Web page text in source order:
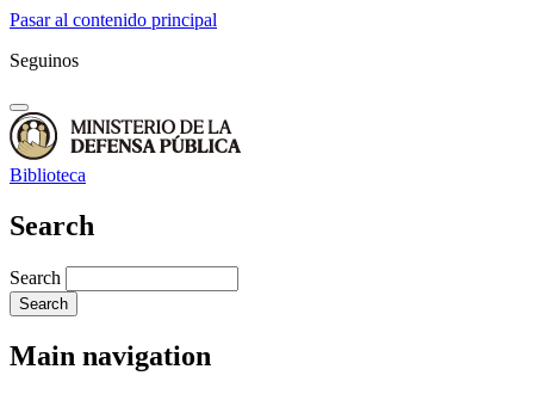
Pasar al contenido principal
Seguinos
Biblioteca
Search
Search
Main navigation